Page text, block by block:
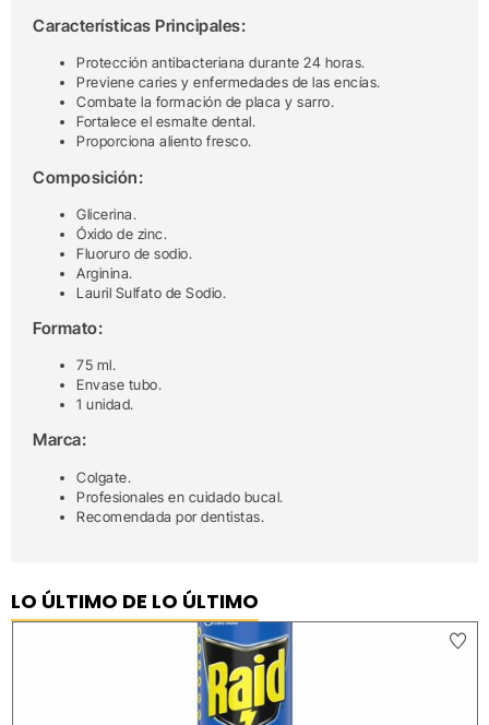
Características Principales:
Protección antibacteriana durante 24 horas.
Previene caries y enfermedades de las encías.
Combate la formación de placa y sarro.
Fortalece el esmalte dental.
Proporciona aliento fresco.
Composición:
Glicerina.
Óxido de zinc.
Fluoruro de sodio.
Arginina.
Lauril Sulfato de Sodio.
Formato:
75 ml.
Envase tubo.
1 unidad.
Marca:
Colgate.
Profesionales en cuidado bucal.
Recomendada por dentistas.
LO ÚLTIMO DE LO ÚLTIMO